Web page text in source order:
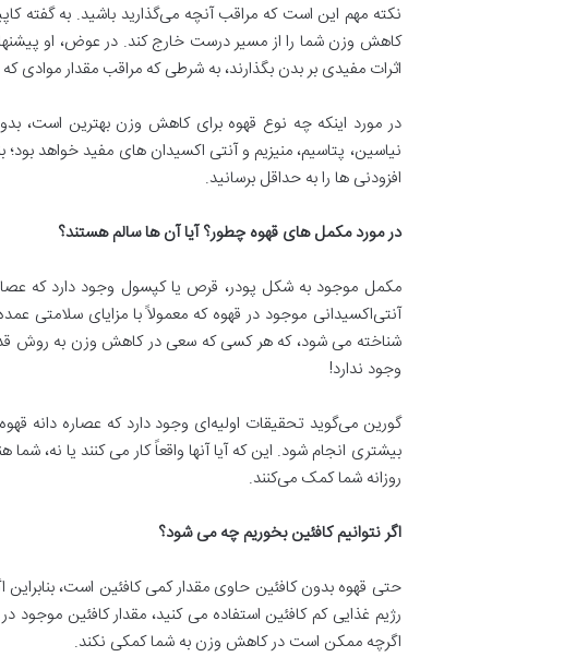
نکته مهم این است که مراقب آنچه می‌گذارید باشید. به گفته
کاهش وزن شما را از مسیر درست خارج کند. در عوض، او
اثرات مفیدی بر بدن بگذارند، به شرطی که مراقب مقدار موادی
در مورد اینکه چه نوع قهوه برای کاهش وزن بهترین است،
نیاسین، پتاسیم، منیزیم و آنتی اکسیدان های مفید خواهد
افزودنی ها را به حداقل برسانید.
در مورد مکمل های قهوه چطور؟ آیا آن ها سالم هستند؟
مکمل موجود به شکل پودر، قرص یا کپسول وجود دارد که
آنتی‌اکسیدانی موجود در قهوه که معمولاً با مزایای
شناخته می شود، که هر کسی که سعی در کاهش وزن به روش
وجود ندارد!
گورین می‌گوید تحقیقات اولیه‌ای وجود دارد که عصاره دانه
بیشتری انجام شود. این که آیا آنها واقعاً کار می کنند یا نه،
روزانه شما کمک می‌کنند.
اگر نتوانیم کافئین بخوریم چه می شود؟
حتی قهوه بدون کافئین حاوی مقدار کمی کافئین است، بنابراین
اگرچه ممکن است در کاهش وزن به شما کمکی نکند.